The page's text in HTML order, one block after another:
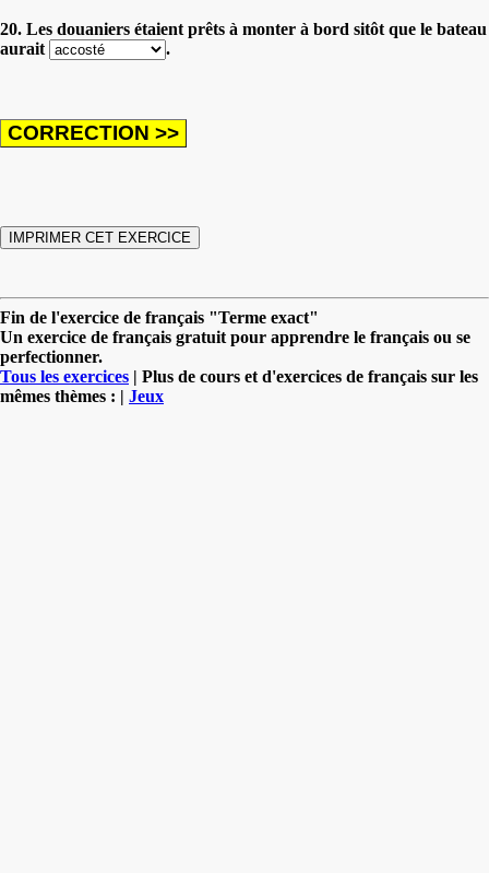
20. Les douaniers étaient prêts à monter à bord sitôt que le bateau
aurait
.
Fin de l'exercice de français "Terme exact"
Un exercice de français gratuit pour apprendre le français ou se
perfectionner.
Tous les exercices | Plus de cours et d'exercices de français sur les
mêmes thèmes : | Jeux